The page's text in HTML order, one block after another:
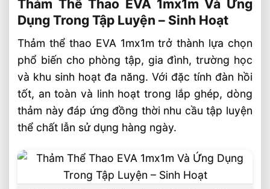
Thảm Thể Thao EVA 1mx1m Là Gì?
Thông số kích thước phổ biến
Ưu Điểm Nổi Bật Của Thảm Xốp EVA Âu
Lạc
An toàn khi sử dụng lâu dài
Chống trơn trượt, bền bỉ theo thời gian
Ứng Dụng Của Thảm Thể Thao EVA
Trong Tập Luyện và sinh hoạt
Thảm Thể Thao EVA 1mx1m Và Ứng
Dụng Trong Tập Luyện – Sinh Hoạt
Thảm thể thao EVA 1mx1m trở thành lựa chọn
phổ biến cho phòng tập, gia đình, trường học
và khu sinh hoạt đa năng. Với đặc tính đàn hồi
tốt, an toàn và linh hoạt trong lắp ghép, dòng
thảm này đáp ứng đồng thời nhu cầu tập luyện
thể chất lẫn sử dụng hàng ngày.